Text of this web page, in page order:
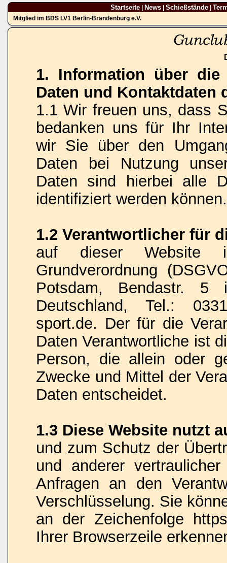
Startseite| News| Schießstände|
Mitglied im BDS LV1 Berlin-Brandenburg e.V.
1. Information über die
Daten und Kontaktdaten
1.1 Wir freuen uns, dass
bedanken uns für Ihr
wir Sie über den
Daten bei Nutzung
Daten sind hierbei alle
identifiziert werden können.
1.2 Verantwortlicher für
auf dieser Website
Grundverordnung
Potsdam, Bendastr. 5
Deutschland, Tel.:
sport.de. Der für die
Daten Verantwortliche ist
Person, die allein oder
Zwecke und Mittel der
Daten entscheidet.
1.3 Diese Website nutzt
und zum Schutz der
und anderer
Anfragen an den
Verschlüsselung. Sie
an der Zeichenfolge
Ihrer Browserzeile